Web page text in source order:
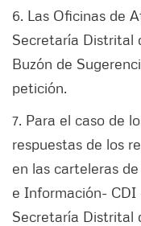
6. Las Oficinas de
Secretaría Distrital
Buzón de
petición.
7. Para el caso de
respuestas de los
en las carteleras
e Información- CDI
Secretaría Distrital